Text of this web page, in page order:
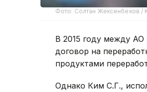
Фото: Солтан Жексенбеков /
В 2015 году между
договор на
продуктами
Однако Ким С.Г.,